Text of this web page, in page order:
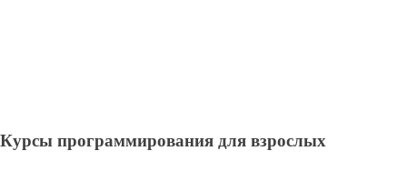
Курсы программирования для взрослых